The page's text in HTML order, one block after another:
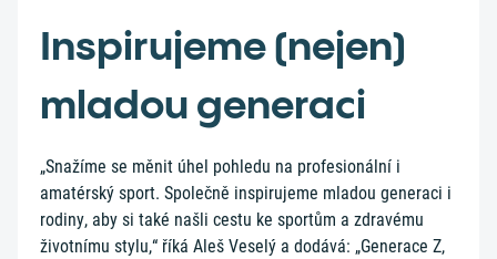
Inspirujeme (nejen)
mladou generaci
„Snažíme se měnit úhel pohledu na profesionální i
amatérský sport. Společně inspirujeme mladou generaci i
rodiny, aby si také našli cestu ke sportům a zdravému
životnímu stylu,“ říká Aleš Veselý a dodává: „Generace Z,